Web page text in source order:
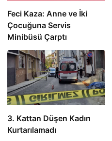
Feci Kaza: Anne ve İki
Çocuğuna Servis
Minibüsü Çarptı
3. Kattan Düşen Kadın
Kurtarılamadı